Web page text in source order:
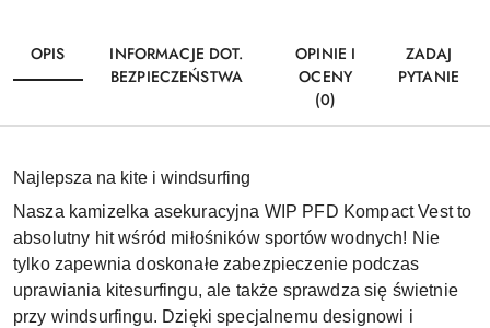
OPIS
INFORMACJE DOT.
BEZPIECZEŃSTWA
OPINIE I
OCENY
(0)
ZADAJ
PYTANIE
Najlepsza na kite i windsurfing
Nasza kamizelka asekuracyjna WIP PFD Kompact Vest to
absolutny hit wśród miłośników sportów wodnych! Nie
tylko zapewnia doskonałe zabezpieczenie podczas
uprawiania kitesurfingu, ale także sprawdza się świetnie
przy windsurfingu. Dzięki specjalnemu designowi i